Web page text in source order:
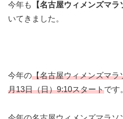
今年も 【名古屋ウィメンズマラ
いてきました。
今年の【名古屋ウィメンズマラ
月13日（日）9:10スタートです